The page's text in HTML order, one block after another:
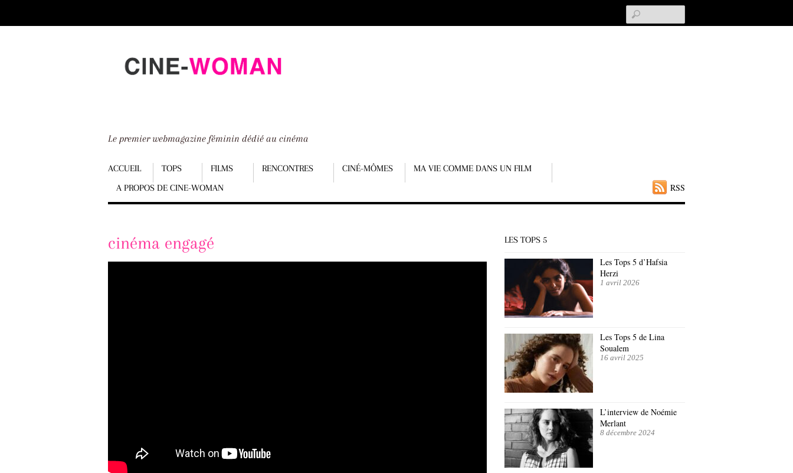
down
Le premier webmagazine féminin dédié au cinéma
RSS
Menu
ACCUEIL TOPS FILMS RENCONTRES CINÉ-MÔMES
MA VIE COMME DANS UN FILM
A PROPOS DE CINE-WOMAN
Scroll
content
cinéma engagé LES TOPS 5
Les Tops 5 d’Hafsia
Herzi
1 avril 2026
Les Tops 5 de Lina
Soualem
16 avril 2025
L’interview de Noémie
Merlant
8 décembre 2024